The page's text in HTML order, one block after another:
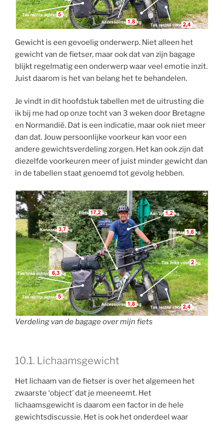
Gewicht is een gevoelig onderwerp. Niet alleen het
gewicht van de fietser, maar ook dat van zijn bagage
blijkt regelmatig een onderwerp waar veel emotie inzit.
Juist daarom is het van belang het te behandelen.
Je vindt in dit hoofdstuk tabellen met de uitrusting die
ik bij me had op onze tocht van 3 weken door Bretagne
en Normandië. Dat is een indicatie, maar ook niet meer
dan dat. Jouw persoonlijke voorkeur kan voor een
andere gewichtsverdeling zorgen. Het kan ook zijn dat
diezelfde voorkeuren meer of juist minder gewicht dan
in de tabellen staat genoemd tot gevolg hebben.
Verdeling van de bagage over mijn fiets
10.1. Lichaamsgewicht
Het lichaam van de fietser is over het algemeen het
zwaarste ‘object’ dat je meeneemt. Het
lichaamsgewicht is daarom een factor in de hele
gewichtsdiscussie. Het is ook het onderdeel waar